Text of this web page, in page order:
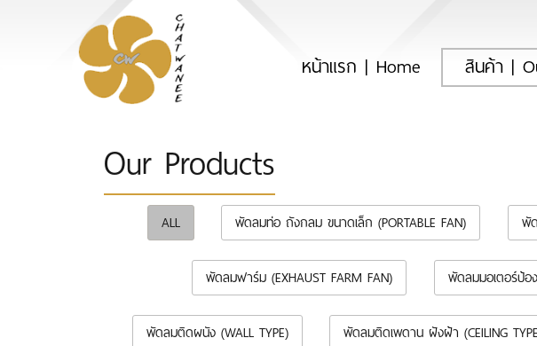
หน้าแรก | Home (current)สินค้า |
Our Products
ALL พัดลมท่อ ถังกลม ขนาดเล็ก (PORTABLE FAN) พั
พัดลมฟาร์ม (EXHAUST FARM FAN) พัดลมมอเตอร์ป้อง
พัดลมติดผนัง (WALL TYPE) พัดลมติดเพดาน ฝังฝ้า (CEILING